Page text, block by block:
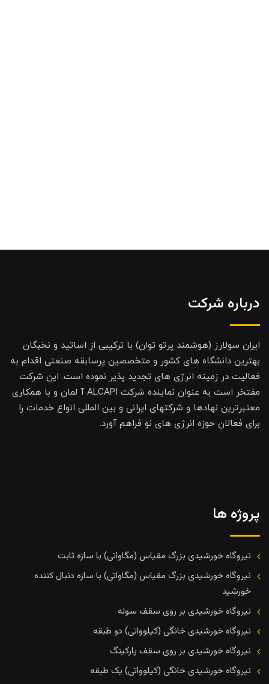
درباره شرکت
ایران سولارز (هوشمند پرتو توان) با ترکیبی از اساتید و نخبگان
بهترین دانشگاه های کشور و متخصصین پرسابقه صنعتی اقدام به
فعالیت در زمینه انرژی های تجدید پذیر نموده است. این شرکت
مفتخر است به عنوان نماینده شرکت ALCAPI آ لمان و با همکاری
معتبرترین نهادها و شرکتهای ایرانی و بین المللی انواع خدمات را
برای فعالان حوزه انرژی های نو فراهم آورد.
پروژه ها
نیروگاه خورشیدی بزرگ مقیاس (مگاواتی) با سازه ثابت
نیروگاه خورشیدی بزرگ مقیاس (مگاواتی) با سازه دنبال کننده
خورشید
نیروگاه خورشیدی بر روی سقف سوله
نیروگاه خورشیدی خانگی (کیلوواتی) دو طبقه
نیروگاه خورشیدی بر روی سقف پارکینگ
نیروگاه خورشیدی خانگی (کیلوواتی) یک طبقه